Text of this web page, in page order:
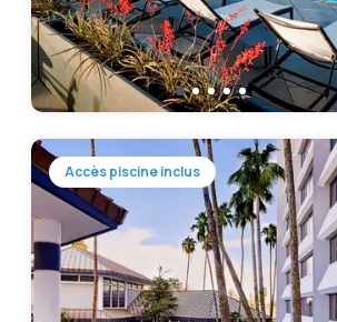
Accès piscine inclus